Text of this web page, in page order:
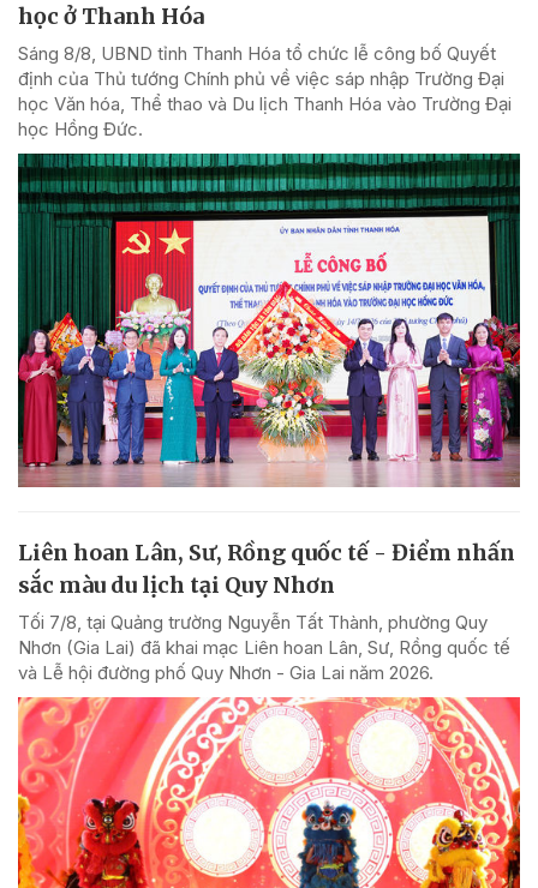
học ở Thanh Hóa
Sáng 8/8, UBND tỉnh Thanh Hóa tổ chức lễ công bố Quyết
định của Thủ tướng Chính phủ về việc sáp nhập Trường Đại
học Văn hóa, Thể thao và Du lịch Thanh Hóa vào Trường Đại
học Hồng Đức.
Liên hoan Lân, Sư, Rồng quốc tế - Điểm nhấn
sắc màu du lịch tại Quy Nhơn
Tối 7/8, tại Quảng trường Nguyễn Tất Thành, phường Quy
Nhơn (Gia Lai) đã khai mạc Liên hoan Lân, Sư, Rồng quốc tế
và Lễ hội đường phố Quy Nhơn - Gia Lai năm 2026.